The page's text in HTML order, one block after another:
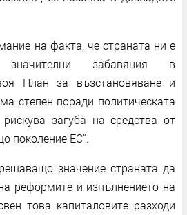
на факта, че страната ни е
забавяния в
План за възстановяване и
степен поради политическата
рискува загуба на средства от
поколение ЕС“.
значение страната да
реформите и изпълнението на
това капиталовите разходи